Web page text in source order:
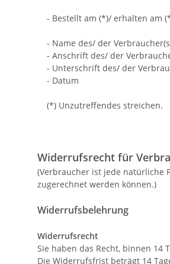
- Bestellt am (*)/ erhalten am
- Name des/ der
- Anschrift des/ der
- Unterschrift des/ der
- Datum
(*) Unzutreffendes streichen.
Widerrufsrecht für
(Verbraucher ist jede natürliche
zugerechnet werden können.)
Widerrufsbelehrung
Widerrufsrecht
Sie haben das Recht, binnen 14
Die Widerrufsfrist beträgt 14